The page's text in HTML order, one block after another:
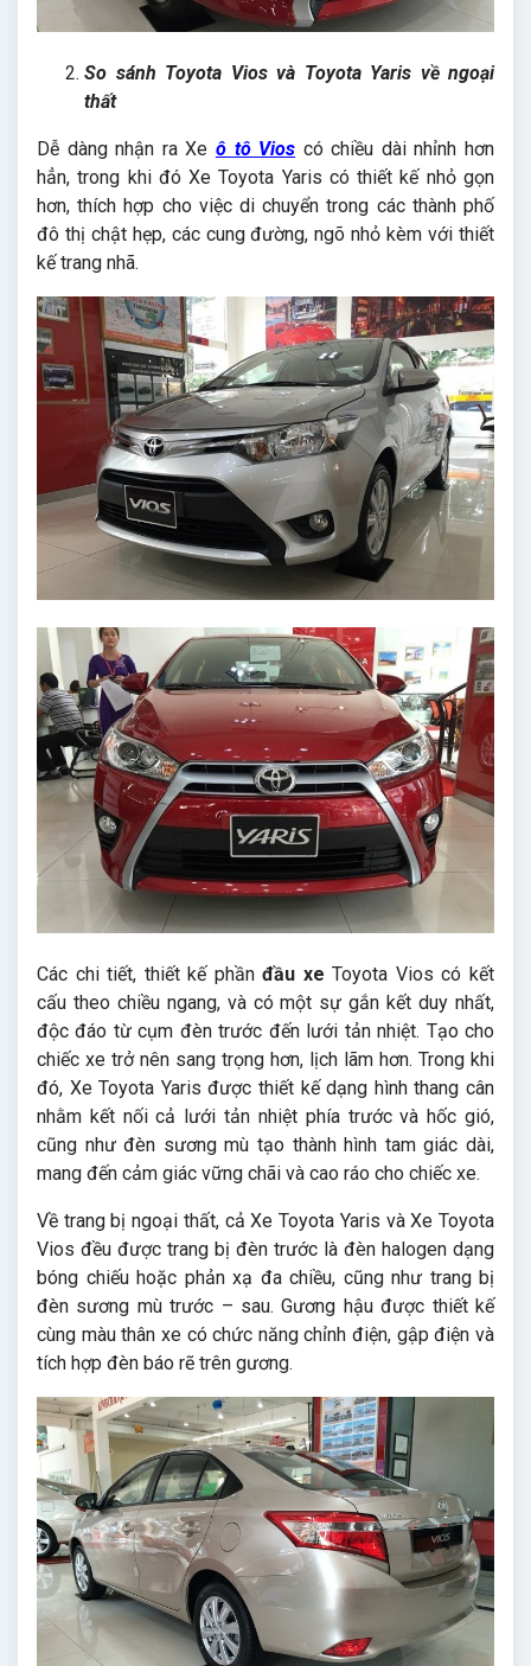
So sánh Toyota Vios và Toyota Yaris về ngoại
thất
Dễ dàng nhận ra Xe ô tô Vios có chiều dài nhỉnh hơn
hẳn, trong khi đó Xe Toyota Yaris có thiết kế nhỏ gọn
hơn, thích hợp cho việc di chuyển trong các thành phố
đô thị chật hẹp, các cung đường, ngõ nhỏ kèm với thiết
kế trang nhã.
Các chi tiết, thiết kế phầnđầu xe Toyota Vios có kết
cấu theo chiều ngang, và có một sự gắn kết duy nhất,
độc đáo từ cụm đèn trước đến lưới tản nhiệt. Tạo cho
chiếc xe trở nên sang trọng hơn, lịch lãm hơn. Trong khi
đó, Xe Toyota Yaris được thiết kế dạng hình thang cân
nhằm kết nối cả lưới tản nhiệt phía trước và hốc gió,
cũng như đèn sương mù tạo thành hình tam giác dài,
mang đến cảm giác vững chãi và cao ráo cho chiếc xe.
Về trang bị ngoại thất, cả Xe Toyota Yaris và Xe Toyota
Vios đều được trang bị đèn trước là đèn halogen dạng
bóng chiếu hoặc phản xạ đa chiều, cũng như trang bị
đèn sương mù trước – sau. Gương hậu được thiết kế
cùng màu thân xe có chức năng chỉnh điện, gập điện và
tích hợp đèn báo rẽ trên gương.